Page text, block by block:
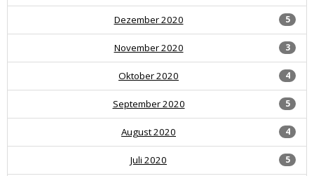
5
Dezember 2020
3
November 2020
4
Oktober 2020
5
September 2020
4
August 2020
5
Juli 2020